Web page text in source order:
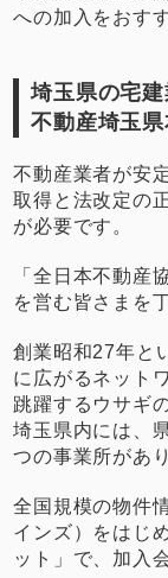
への加入をおす
埼玉県の宅
不動産埼玉
不動産業者が安
取得と法改定の
が必要です。
「全日本不動産
を営む皆さまを
創業昭和27年と
に広がるネット
跳躍するウサギ
埼玉県内には、
つの事業所があ
全国規模の物件
インズ）をはじ
ット」で、加入